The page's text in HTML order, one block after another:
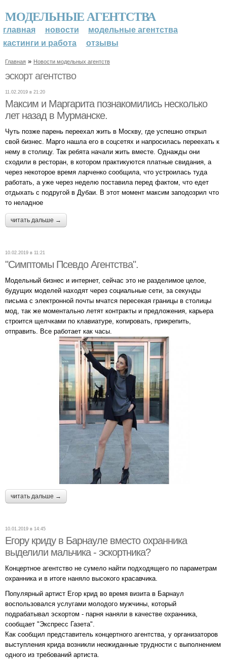
МОДЕЛЬНЫЕ АГЕНТСТВА
главная новости
модельные агентства
кастинги и работа
отзывы
Главная » Новости модельных агентств
эскорт агентство
11.02.2019 в 21:20
Максим и Маргарита познакомились несколько
лет назад в Мурманске.
Чуть позже парень переехал жить в Москву, где успешно открыл
свой бизнес. Марго нашла его в соцсетях и напросилась переехать к
нему в столицу. Так ребята начали жить вместе. Однажды они
сходили в ресторан, в котором практикуются платные свидания, а
через некоторое время ларченко сообщила, что устроилась туда
работать, а уже через неделю поставила перед фактом, что едет
отдыхать с подругой в Дубаи. В этот момент максим заподозрил что
то неладное
читать дальше →
10.02.2019 в 11:21
"Симптомы Псевдо Агентства".
Модельный бизнес и интернет, сейчас это не разделимое целое,
будущих моделей находят через социальные сети, за секунды
письма с электронной почты мчатся пересекая границы в столицы
мод, так же моментально летят контракты и предложения, карьера
строится щелчками по клавиатуре, копировать, прикрепить,
отправить. Все работает как часы.
читать дальше →
10.01.2019 в 14:45
Егору криду в Барнауле вместо охранника
выделили мальчика - эскортника?
Концертное агентство не сумело найти подходящего по параметрам
охранника и в итоге наняло высокого красавчика.
Популярный артист Егор крид во время визита в Барнаул
воспользовался услугами молодого мужчины, который
подрабатывал эскортом - парня наняли в качестве охранника,
сообщает "Экспресс Газета".
Как сообщил представитель концертного агентства, у организаторов
выступления крида возникли неожиданные трудности с выполнением
одного из требований артиста.